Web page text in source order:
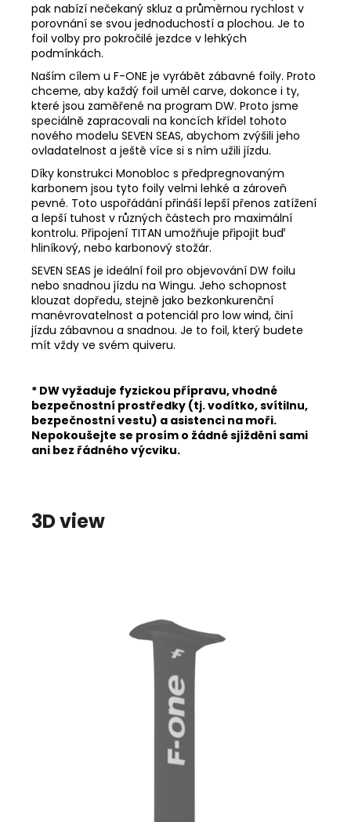
pak nabízí nečekaný skluz a průměrnou rychlost v
porovnání se svou jednoduchostí a plochou. Je to
foil volby pro pokročilé jezdce v lehkých
podmínkách.
Naším cílem u F-ONE je vyrábět zábavné foily. Proto
chceme, aby každý foil uměl carve, dokonce i ty,
které jsou zaměřené na program DW. Proto jsme
speciálně zapracovali na koncích křídel tohoto
nového modelu SEVEN SEAS, abychom zvýšili jeho
ovladatelnost a ještě více si s ním užili jízdu.
Díky konstrukci Monobloc s předpregnovaným
karbonem jsou tyto foily velmi lehké a zároveň
pevné. Toto uspořádání přináší lepší přenos zatížení
a lepší tuhost v různých částech pro maximální
kontrolu. Připojení TITAN umožňuje připojit buď
hliníkový, nebo karbonový stožár.
SEVEN SEAS je ideální foil pro objevování DW foilu
nebo snadnou jízdu na Wingu. Jeho schopnost
klouzat dopředu, stejně jako bezkonkurenční
manévrovatelnost a potenciál pro low wind, činí
jízdu zábavnou a snadnou. Je to foil, který budete
mít vždy ve svém quiveru.
* DW vyžaduje fyzickou přípravu, vhodné
bezpečnostní prostředky (tj. vodítko, svítilnu,
bezpečnostní vestu) a asistenci na moři.
Nepokoušejte se prosím o žádné sjíždění sami
ani bez řádného výcviku.
3D view